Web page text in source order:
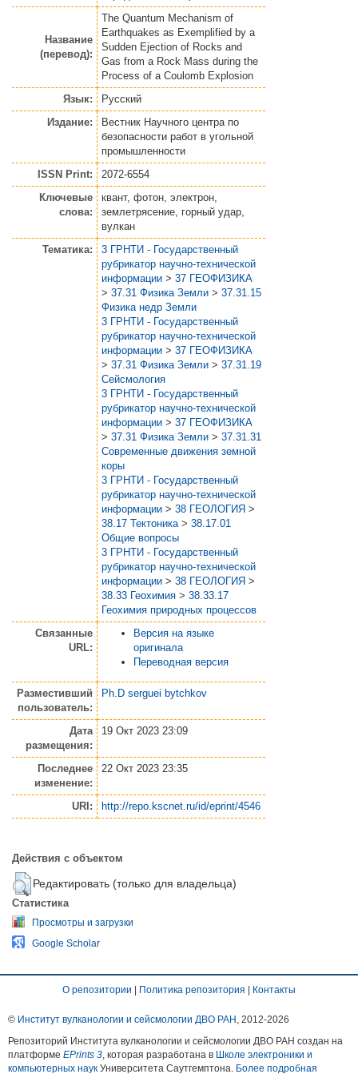
Название
(перевод):
The Quantum Mechanism of
Earthquakes as Exemplified by a
Sudden Ejection of Rocks and
Gas from a Rock Mass during the
Process of a Coulomb Explosion
Язык:
Русский
Издание:
Вестник Научного центра по
безопасности работ в угольной
промышленности
ISSN Print:
2072-6554
Ключевые
слова:
квант, фотон, электрон,
землетрясение, горный удар,
вулкан
Тематика:
3 ГРНТИ - Государственный
рубрикатор научно-технической
информации > 37 ГЕОФИЗИКА
> 37.31 Физика Земли > 37.31.15
Физика недр Земли
3 ГРНТИ - Государственный
рубрикатор научно-технической
информации > 37 ГЕОФИЗИКА
> 37.31 Физика Земли > 37.31.19
Сейсмология
3 ГРНТИ - Государственный
рубрикатор научно-технической
информации > 37 ГЕОФИЗИКА
> 37.31 Физика Земли > 37.31.31
Современные движения земной
коры
3 ГРНТИ - Государственный
рубрикатор научно-технической
информации > 38 ГЕОЛОГИЯ >
38.17 Тектоника > 38.17.01
Общие вопросы
3 ГРНТИ - Государственный
рубрикатор научно-технической
информации > 38 ГЕОЛОГИЯ >
38.33 Геохимия > 38.33.17
Геохимия природных процессов
Связанные
URL:
Версия на языке
оригинала
Переводная версия
Разместивший
пользователь:
Ph.D serguei bytchkov
Дата
размещения:
19 Окт 2023 23:09
Последнее
изменение:
22 Окт 2023 23:35
URI: http://repo.kscnet.ru/id/eprint/4546
Действия с объектом
Редактировать (только для владельца)
Статистика
Просмотры и загрузки
Google Scholar
О репозитории | Политика репозитория | Контакты
© Институт вулканологии и сейсмологии ДВО РАН , 2012-2026
Репозиторий Института вулканологии и сейсмологии ДВО РАН создан на
платформе EPrints 3 , которая разработана в Школе электроники и
компьютерных наук Университета Саутгемптона. Более подробная